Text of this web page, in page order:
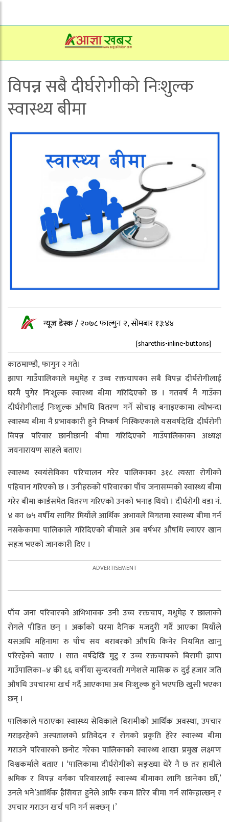
विपन्न सबै दीर्घरोगीको निःशुल्क
स्वास्थ्य बीमा
न्यूज डेस्क/२०७८ फाल्गुन २, सोमबार १३:४४
[sharethis-inline-buttons]
काठमाण्डौ, फागुन २ गते।
झापा गाउँपालिकाले मधुमेह र उच्च रक्तचापका सबै विपन्न दीर्घरोगीलाई
घरमै पुगेर निःशुल्क स्वास्थ्य बीमा गरिदिएको छ । गतवर्ष नै गाउँका
दीर्घरोगीलाई निःशुल्क औषधि वितरण गर्ने सोचाइ बनाइएकामा त्योभन्दा
स्वास्थ्य बीमा नै प्रभावकारी हुने निष्कर्ष निस्किएकाले यसवर्षदेखि दीर्घरोगी
विपन्न परिवार छानीछानी बीमा गरिदिएको गाउँपालिकाका अध्यक्ष
जयनारायण साहले बताए।
स्वास्थ्य स्वयंसेविका परिचालन गरेर पालिकाका ३१८ त्यस्ता रोगीको
पहिचान गरिएको छ । उनीहरुको परिवारका पाँच जनासम्मको स्वास्थ्य बीमा
गरेर बीमा कार्डसमेत वितरण गरिएको उनको भनाइ थियो । दीर्घरोगी वडा नंं.
४ का ७५ वर्षीय सागिर मियाँले आर्थिक अभावले विगतमा स्वास्थ्य बीमा गर्न
नसकेकामा पालिकाले गरिदिएको बीमाले अब वर्षभर औषधि ल्याएर खान
सहज भएको जानकारी दिए ।
पाँच जना परिवारको अभिभावक उनी उच्च रक्तचाप, मधुमेह र छालाको
रोगले पीडित छन् । अर्काको घरमा दैनिक मजदुरी गर्दै आएका मियाँले
यसअघि महिनामा रु पाँच सय बराबरको औषधि किनेर नियमित खानु
परिरहेको बताए । सात वर्षदेखि मुटु र उच्च रक्तचापको बिरामी झापा
गाउँपालिका–४ की ६६ वर्षीया सुन्दरवती गणेशले मासिक रु दुई हजार जति
औषधि उपचारमा खर्च गर्दै आएकामा अब निःशुल्क हुने भएपछि खुसी भएका
छन् ।
पालिकाले पठाएका स्वास्थ्य सेविकाले बिरामीको आर्थिक अवस्था, उपचार
गराइरहेको अस्पतालको प्रतिवेदन र रोगको प्रकृति हेरेर स्वास्थ्य बीमा
गराउने परिवारको छनोट गरेका पालिकाको स्वास्थ्य शाखा प्रमुख लक्ष्मण
विश्वकर्माले बताए । ‘पालिकामा दीर्घरोगीको सङ्ख्या धेरै नै छ तर हामीले
श्रमिक र विपन्न वर्गका परिवारलाई स्वास्थ्य बीमाका लागि छानेका छौँ,’
उनले भने’आर्थिक हैसियत हुनेले आफै रकम तिरेर बीमा गर्न सकिहाल्छन् र
उपचार गराउन खर्च पनि गर्न सक्छन् ।’